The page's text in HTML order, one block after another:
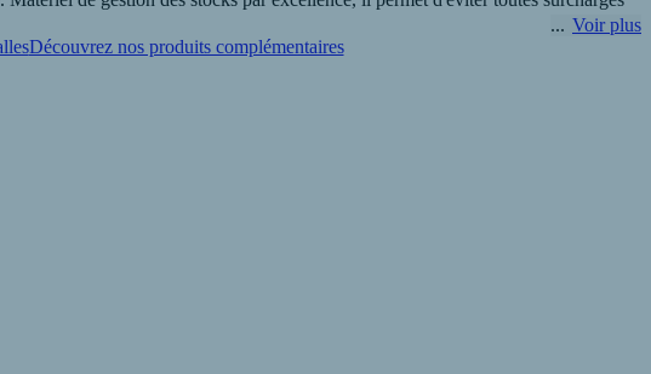
ses meilleures références.
Voir plus
Découvrez nos produits complémentaires